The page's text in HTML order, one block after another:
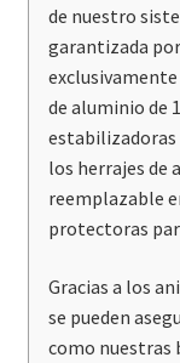
de nuestro
garantizada
de aluminio de
los herrajes de
reemplazable
protectoras
Gracias a los
se pueden
como nuestras